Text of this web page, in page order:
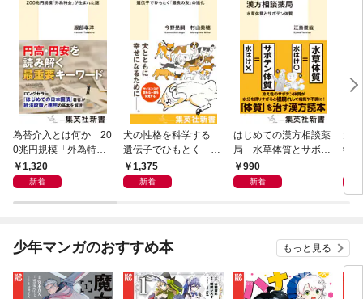
為替介入とは何か 20
0兆円規模「外為特
会」が生まれた謎
1,320
新着
犬の性格を科学する
遺伝子でひもとく「最
良の友」の進化
1,375
新着
はじめての漢方相談薬
局 水草体質とサボテ
ン体質
990
新着
学
少年マンガのおすすめ本 もっと見る